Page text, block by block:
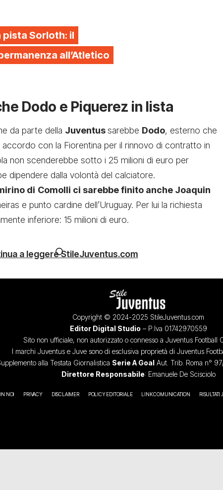
pista Sorloth: il
all’Atletico
Dodo e Piquerez in lista
da parte della Juventussarebbe Dodo, esterno che
con la Fiorentina per il rinnovo di contratto in
non scenderebbe sotto i 25 milioni di euro per
dipendere dalla volontà del calciatore.
di Comolli ci sarebbe finito anche Joaquin
e punto cardine dell’Uruguay. Per lui la richiesta
inferiore: 15 milioni di euro.
a leggere StileJuventus.com
Copyright © 2024-2025 StileJuventus.com
Editor Digital Studio – P.Iva 01742970559
Sito non ufficiale, non autorizzato o connesso a Juventus Football
I marchi Juventus e Juve sono di esclusiva proprietà di Juventus
alla Testata Giornalistica Serie A GoalAut. Trib. Roma n°
Direttore Responsabile: Emanuele De Scisciolo
NOI PRIVACY DISCLAIMER POLICY EDITORIALE LINK COMUNICATION RISULTATI